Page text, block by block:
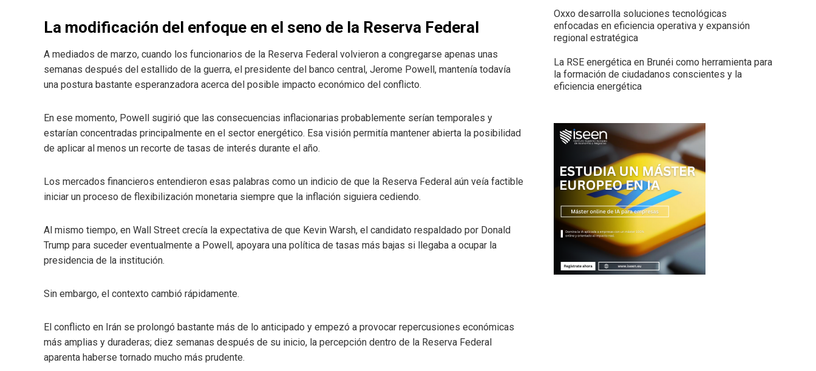
La modificación del enfoque en el seno de la Reserva Federal
A mediados de marzo, cuando los funcionarios de la Reserva Federal volvieron a congregarse apenas unas
semanas después del estallido de la guerra, el presidente del banco central, Jerome Powell, mantenía todavía
una postura bastante esperanzadora acerca del posible impacto económico del conflicto.
En ese momento, Powell sugirió que las consecuencias inflacionarias probablemente serían temporales y
estarían concentradas principalmente en el sector energético. Esa visión permitía mantener abierta la posibilidad
de aplicar al menos un recorte de tasas de interés durante el año.
Los mercados financieros entendieron esas palabras como un indicio de que la Reserva Federal aún veía factible
iniciar un proceso de flexibilización monetaria siempre que la inflación siguiera cediendo.
Al mismo tiempo, en Wall Street crecía la expectativa de que Kevin Warsh, el candidato respaldado por Donald
Trump para suceder eventualmente a Powell, apoyara una política de tasas más bajas si llegaba a ocupar la
presidencia de la institución.
Sin embargo, el contexto cambió rápidamente.
El conflicto en Irán se prolongó bastante más de lo anticipado y empezó a provocar repercusiones económicas
más amplias y duraderas; diez semanas después de su inicio, la percepción dentro de la Reserva Federal
aparenta haberse tornado mucho más prudente.
Oxxo desarrolla soluciones tecnológicas
enfocadas en eficiencia operativa y expansión
regional estratégica
La RSE energética en Brunéi como herramienta para
la formación de ciudadanos conscientes y la
eficiencia energética